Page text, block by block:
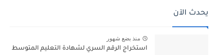
يحدث الآن
منذ بضع شهور
استخراج الرقم السري لشهادة التعليم المتوسط